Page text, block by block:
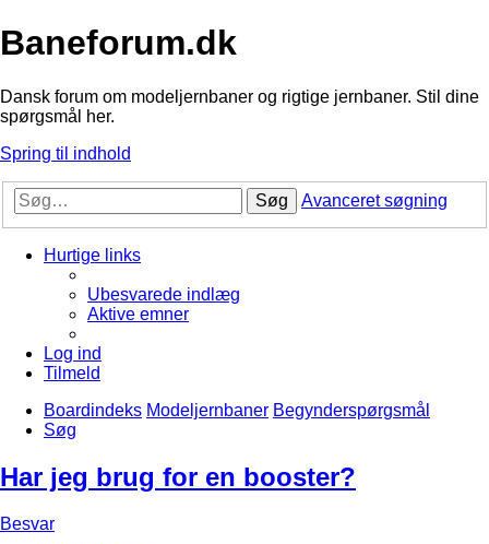
Baneforum.dk
Dansk forum om modeljernbaner og rigtige jernbaner. Stil dine
spørgsmål her.
Spring til indhold
Søg Avanceret søgning
Hurtige links
Ubesvarede indlæg
Aktive emner
Log ind
Tilmeld
Boardindeks Modeljernbaner Begynderspørgsmål
Søg
Har jeg brug for en booster?
Besvar